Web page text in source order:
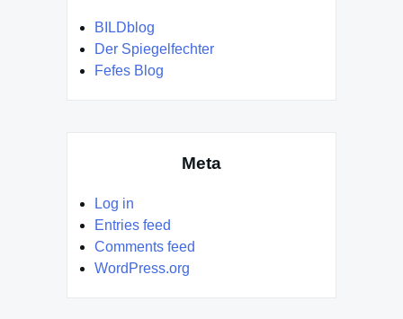
BILDblog
Der Spiegelfechter
Fefes Blog
Meta
Log in
Entries feed
Comments feed
WordPress.org